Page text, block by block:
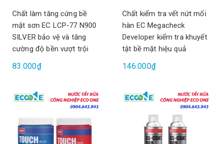
Chất làm tăng cứng bề
mặt sơn EC LCP-77 N900
SILVER bảo vệ và tăng
cường độ bền vượt trội
83.000₫
Chất kiểm tra vết nứt mối
hàn EC Megacheck
Developer kiểm tra khuyết
tật bề mặt hiệu quả
146.000₫